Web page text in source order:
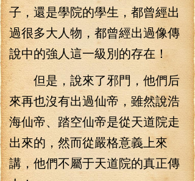
子，還是學院的學生，都曾經出
過很多大人物，都曾經出過像傳
說中的強人這一級別的存在！
但是，說來了邪門，他們后
來再也沒有出過仙帝，雖然說浩
海仙帝、踏空仙帝是從天道院走
出來的，然而從嚴格意義上來
講，他們不屬于天道院的真正傳